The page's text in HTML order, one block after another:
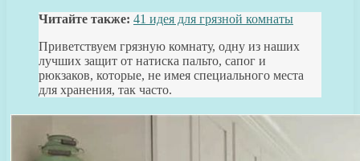
Читайте также: 41 идея для грязной комнаты
Приветствуем грязную комнату, одну из наших
лучших защит от натиска пальто, сапог и
рюкзаков, которые, не имея специального места
для хранения, так часто.